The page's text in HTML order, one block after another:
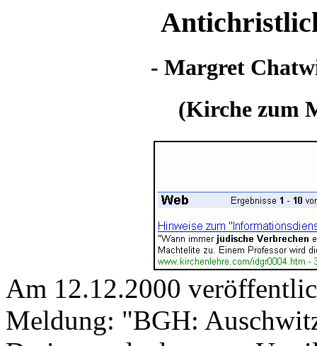
- Margret
(Kirche zum
Am 12.12.2000
Meldung: "BGH: